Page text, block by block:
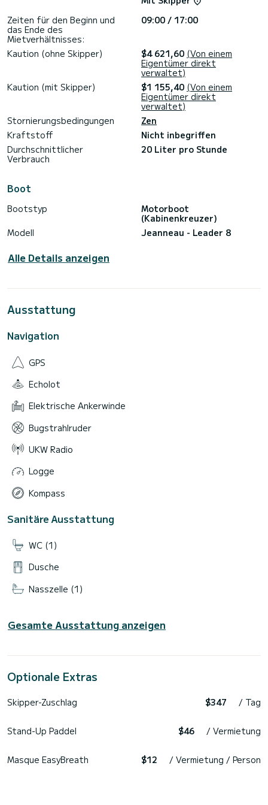
Sie müssen sich nicht um das Boot, die Manöver, das Wetter
Sie übernehmen.
Die Skipper sind unabhängig, die Bezahlung erfolgt direkt
zwischen Ihnen, der Preis für einen Tag beträgt 300€.
In den Optionen können Sie hinzufügen:
- Easybreath Tauchmasken mit Weitwinkel-Vollsicht und
Wir versprechen Ihnen einen unvergesslichen Tag,
entspannen Sie sich, wir kümmern uns um alles!
Zögern Sie nicht, uns über die Nachrichtenfunktion zu
Zeiten für den Beginn und
das Ende des
Mietverhältnisses:
09:00 / 17:00
Kaution (ohne Skipper) $4 621,60 (Von einem
Eigentümer direkt
verwaltet)
Kaution (mit Skipper)
$1 155,40 (Von einem
Eigentümer direkt
verwaltet)
Stornierungsbedingungen
Zen
Kraftstoff
Nicht inbegriffen
Durchschnittlicher
Verbrauch
20 Liter pro Stunde
Boot
Bootstyp
Motorboot
(Kabinenkreuzer)
Modell
Jeanneau - Leader 8
Alle Details anzeigen
Ausstattung
Navigation
GPS
Echolot
Elektrische Ankerwinde
Bugstrahlruder
UKW Radio
Logge
Kompass
Sanitäre Ausstattung
WC (1)
Dusche
Nasszelle (1)
Gesamte Ausstattung anzeigen
Optionale Extras
Skipper-Zuschlag $347 / Tag
Stand-Up Paddel $46 / Vermietung
Masque EasyBreath $12 / Vermietung / Person